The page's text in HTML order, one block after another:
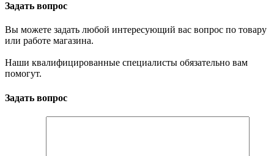
Задать вопрос
Вы можете задать любой интересующий вас вопрос по товару
или работе магазина.
Наши квалифицированные специалисты обязательно вам
помогут.
Задать вопрос